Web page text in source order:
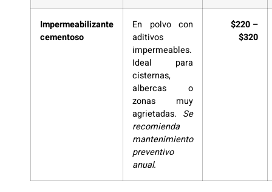
Impermeabilizante
cementoso
En polvo con
aditivos
impermeables.
Ideal para
cisternas,
albercas o
zonas muy
agrietadas. Se
recomienda
mantenimiento
preventivo
anual.
$220 –
$320